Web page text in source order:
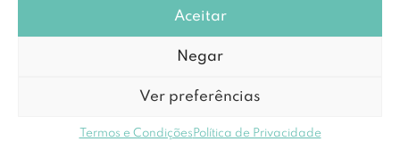
Aceitar
Negar
Ver preferências
Termos e Condições Política de Privacidade